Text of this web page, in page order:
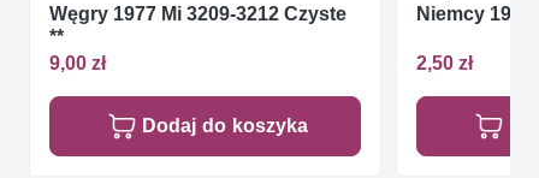
Węgry 1977 Mi 3209-3212 Czyste
**
9,00 zł
Dodaj do koszyka
Niemcy 1991
2,50 zł